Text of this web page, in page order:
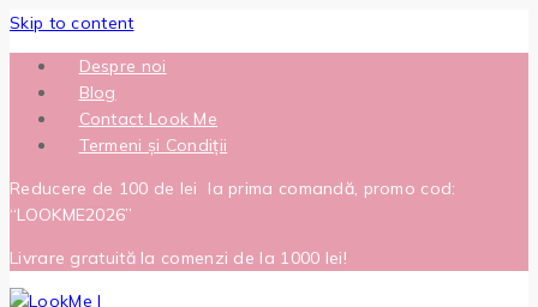
Skip to content
Despre noi
Blog
Contact Look Me
Termeni și Condiții
Reducere de 100 de lei la prima comandă, promo cod:
“LOOKME2026”
Livrare gratuită la comenzi de la 1000 lei!